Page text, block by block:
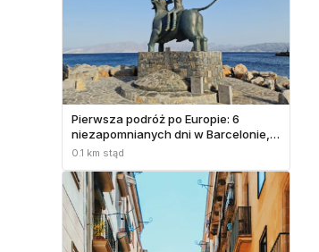
Pierwsza podróż po Europie: 6
niezapomnianych dni w Barcelonie,
Hiszpania
0.1 km stąd